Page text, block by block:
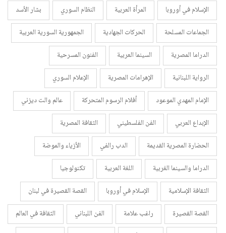
الإسلام في أوروبا
المرأة العربية النظام السوري
بشار الأسد
الجماعات المسلحة
الحركات الجهادية
الجمهورية السورية العربية
الدراما المصرية
السينما العربية
الفنون المسرحية
الرواية اللبنانية
الإهرامات المصرية
الإعلام السوري
الإمام المهدي الموعود
أفلام الرسوم المتحركة
عالم والت ديزني
الإبداع العربي
الفن الفلسطيني
الثقافة المصرية
الحضارة المصرية القديمة
الدب رالفي
الأزياء والموضة
الدراما والسينما الغربية
اللغة العربية
تكنولوجيا
الثقافة الإسلامية
الإسلام في أوروبا
القصة القصيرة في لبنان
القصة القصيرة
راغب علامة الفن اللبناني
الثقافة في العالم